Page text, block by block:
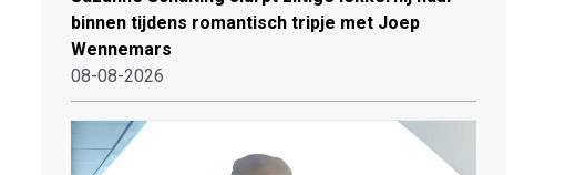
binnen tijdens romantisch tripje met Joep
Wennemars
08-08-2026